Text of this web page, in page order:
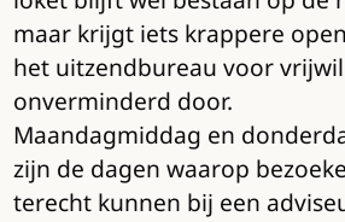
maar krijgt iets krappere
het uitzendbureau voor
onverminderd door.
Maandagmiddag en
zijn de dagen waarop
terecht kunnen bij een